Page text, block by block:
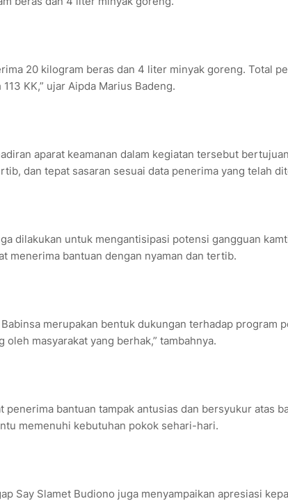
20 kilogram beras dan 4 liter minyak goreng. Total
KK,” ujar Aipda Marius Badeng.
aparat keamanan dalam kegiatan tersebut
dan tepat sasaran sesuai data penerima yang telah
dilakukan untuk mengantisipasi potensi gangguan
menerima bantuan dengan nyaman dan tertib.
merupakan bentuk dukungan terhadap program
oleh masyarakat yang berhak,” tambahnya.
penerima bantuan tampak antusias dan bersyukur atas
memenuhi kebutuhan pokok sehari-hari.
Say Slamet Budiono juga menyampaikan apresiasi